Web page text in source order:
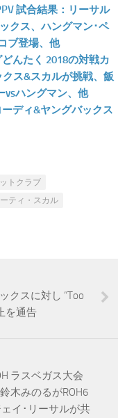
試合結果：リーサル
クス、ハングマン･ペ
ブ登場、他
んたく 2018の対戦カ
クス&スカルが挑戦、飯
vsハングマン、他
ディ&ヤングバックス
トクラブ
ティ・スカル
クスに対し “Too
を通告
ラスベガス大会
木みのるがROH6
イ･リーサルが共